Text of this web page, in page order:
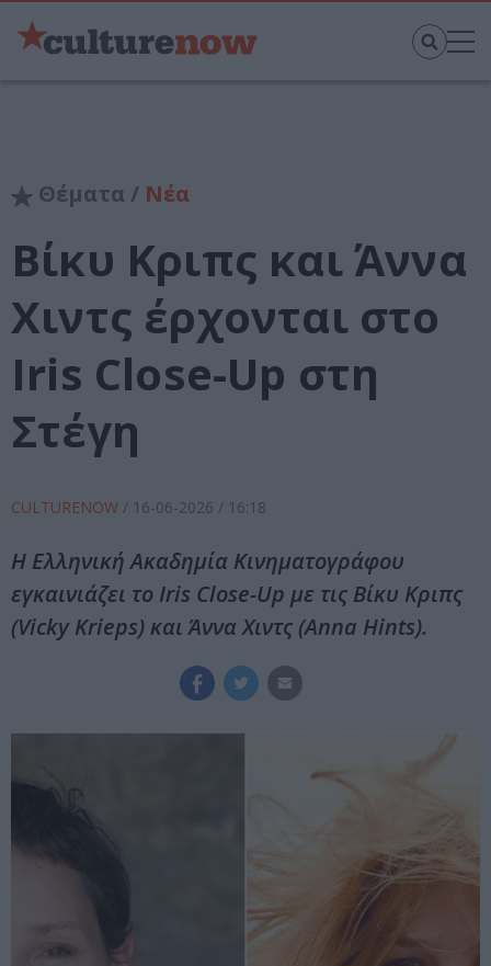
Θέματα / Νέα
Βίκυ Κριπς και Άννα
Χιντς έρχονται στο
Iris Close-Up στη
Στέγη
CULTURENOW / 16-06-2026 / 16:18
Η Ελληνική Ακαδημία Κινηματογράφου
εγκαινιάζει το Iris Close-Up με τις Βίκυ Κριπς
(Vicky Krieps) και Άννα Χιντς (Anna Hints).